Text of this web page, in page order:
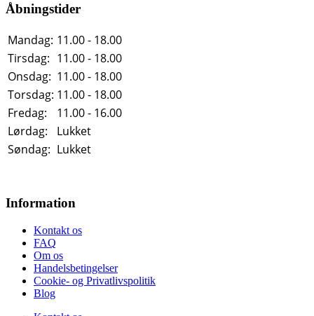
Åbningstider
Mandag: 11.00 - 18.00
Tirsdag: 11.00 - 18.00
Onsdag: 11.00 - 18.00
Torsdag: 11.00 - 18.00
Fredag:
11.00 - 16.00
Lørdag:
Lukket
Søndag: Lukket
Information
Kontakt os
FAQ
Om os
Handelsbetingelser
Cookie- og Privatlivspolitik
Blog